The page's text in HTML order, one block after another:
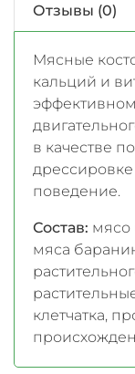
Отзывы (0)
Мясные
кальций и
в качестве
поведение.
Состав: мясо
мяса
клетчатка,